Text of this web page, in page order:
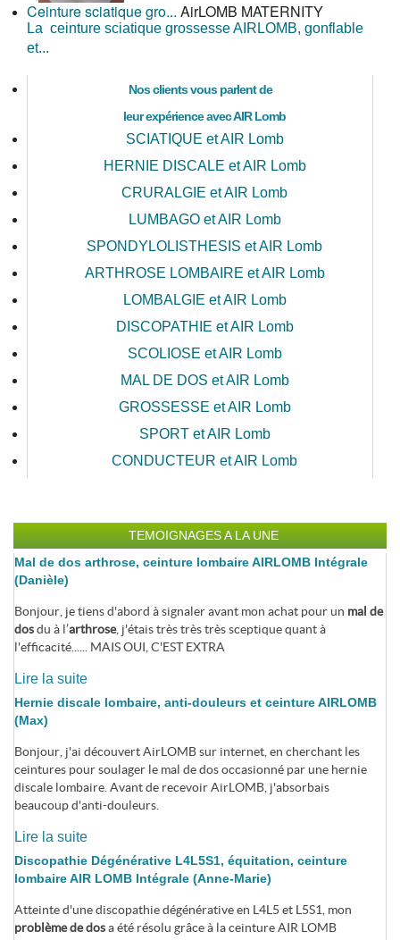
Ceinture sciatique gro... AirLOMB MATERNITY
La ceinture sciatique grossesse AIRLOMB, gonflable
et...
Nos clients vous parlent de
leur expérience avec AIR Lomb
SCIATIQUE et AIR Lomb
HERNIE DISCALE et AIR Lomb
CRURALGIE et AIR Lomb
LUMBAGO et AIR Lomb
SPONDYLOLISTHESIS et AIR Lomb
ARTHROSE LOMBAIRE et AIR Lomb
LOMBALGIE et AIR Lomb
DISCOPATHIE et AIR Lomb
SCOLIOSE et AIR Lomb
MAL DE DOS et AIR Lomb
GROSSESSE et AIR Lomb
SPORT et AIR Lomb
CONDUCTEUR et AIR Lomb
TEMOIGNAGES A LA UNE
Mal de dos arthrose, ceinture lombaire AIRLOMB Intégrale
(Danièle)
Bonjour, je tiens d'abord à signaler avant mon achat pour un mal de
dosdu à l’arthrose, j'étais très très très sceptique quant à
l'efficacité...... MAIS OUI, C'EST EXTRA
Lire la suite
Hernie discale lombaire, anti-douleurs et ceinture AIRLOMB
(Max)
Bonjour, j'ai découvert AirLOMB sur internet, en cherchant les
ceintures pour soulager le mal de dos occasionné par une hernie
discale lombaire. Avant de recevoir AirLOMB, j'absorbais
beaucoup d'anti-douleurs.
Lire la suite
Discopathie Dégénérative L4L5S1, équitation, ceinture
lombaire AIR LOMB Intégrale (Anne-Marie)
Atteinte d'une discopathie dégénérative en L4L5 et L5S1, mon
problème de dosa été résolu grâce à la ceinture AIR LOMB